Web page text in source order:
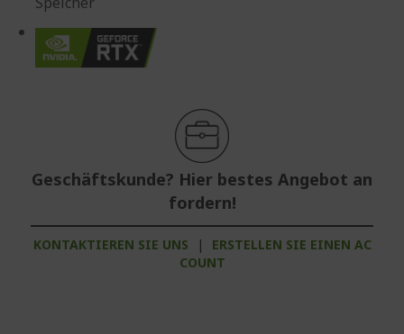
Geschäftskunde? Hier bestes Angebot an
fordern!
KONTAKTIEREN SIE UNS |
ERSTELLEN SIE EINEN AC
COUNT